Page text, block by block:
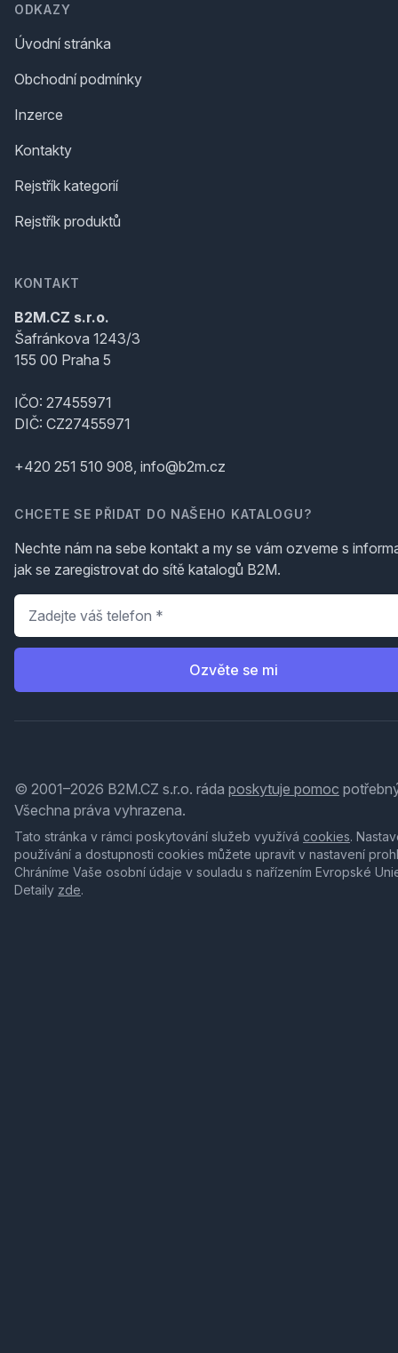
ODKAZY
Úvodní stránka
Obchodní podmínky
Inzerce
Kontakty
Rejstřík kategorií
Rejstřík produktů
KONTAKT
B2M.CZ s.r.o.
Šafránkova 1243/3
155 00 Praha 5
IČO: 27455971
DIČ: CZ27455971
+420 251 510 908, info@b2m.cz
CHCETE SE PŘIDAT DO NAŠEHO KATALOGU?
Nechte nám na sebe kontakt a my se vám ozveme s
jak se zaregistrovat do sítě katalogů B2M.
Telefon
Ozvěte se mi
© 2001–2026 B2M.CZ s.r.o. ráda poskytuje pomoc
Všechna práva vyhrazena.
Tato stránka v rámci poskytování služeb využívá cookies.
používání a dostupnosti cookies můžete upravit v nastavení
Chráníme Vaše osobní údaje v souladu s nařízením Evropské
Detaily zde.